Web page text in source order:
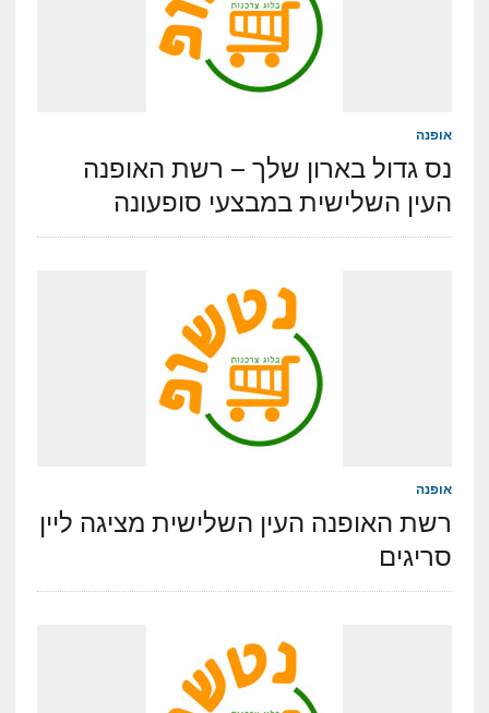
אופנה
נס גדול בארון שלך – רשת האופנה
העין השלישית במבצעי סופעונה
אופנה
רשת האופנה העין השלישית מציגה ליין
סריגים